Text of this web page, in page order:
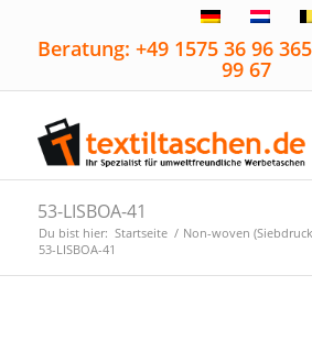
Beratung: +49 1575 36 96
99 67
53-LISBOA-41
Du bist hier: Startseite / Non-woven
53-LISBOA-41